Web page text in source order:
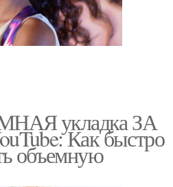
укладка ЗА
Как быстро
объемную